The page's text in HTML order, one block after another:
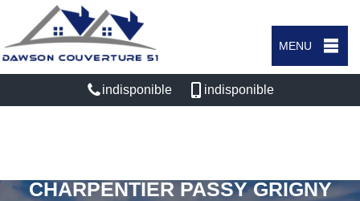
MENU
indisponible indisponible
CHARPENTIER PASSY GRIGNY